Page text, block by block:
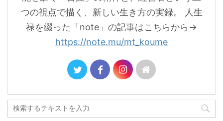
つの視点で描く、新しい生き方の実録。 人生
禄を綴った「note」の記事はこちらから→
https://note.mu/mt_koume